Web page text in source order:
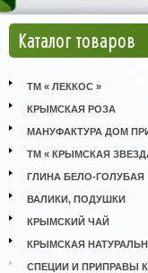
Каталог товаров
ТМ « ЛЕККОС »
КРЫМСКАЯ РОЗА
МАНУФАКТУРА ДОМ
ТМ « КРЫМСКАЯ
ГЛИНА БЕЛО-ГОЛУБАЯ
ВАЛИКИ, ПОДУШКИ
КРЫМСКИЙ ЧАЙ
КРЫМСКАЯ
СПЕЦИИ И ПРИПРАВЫ